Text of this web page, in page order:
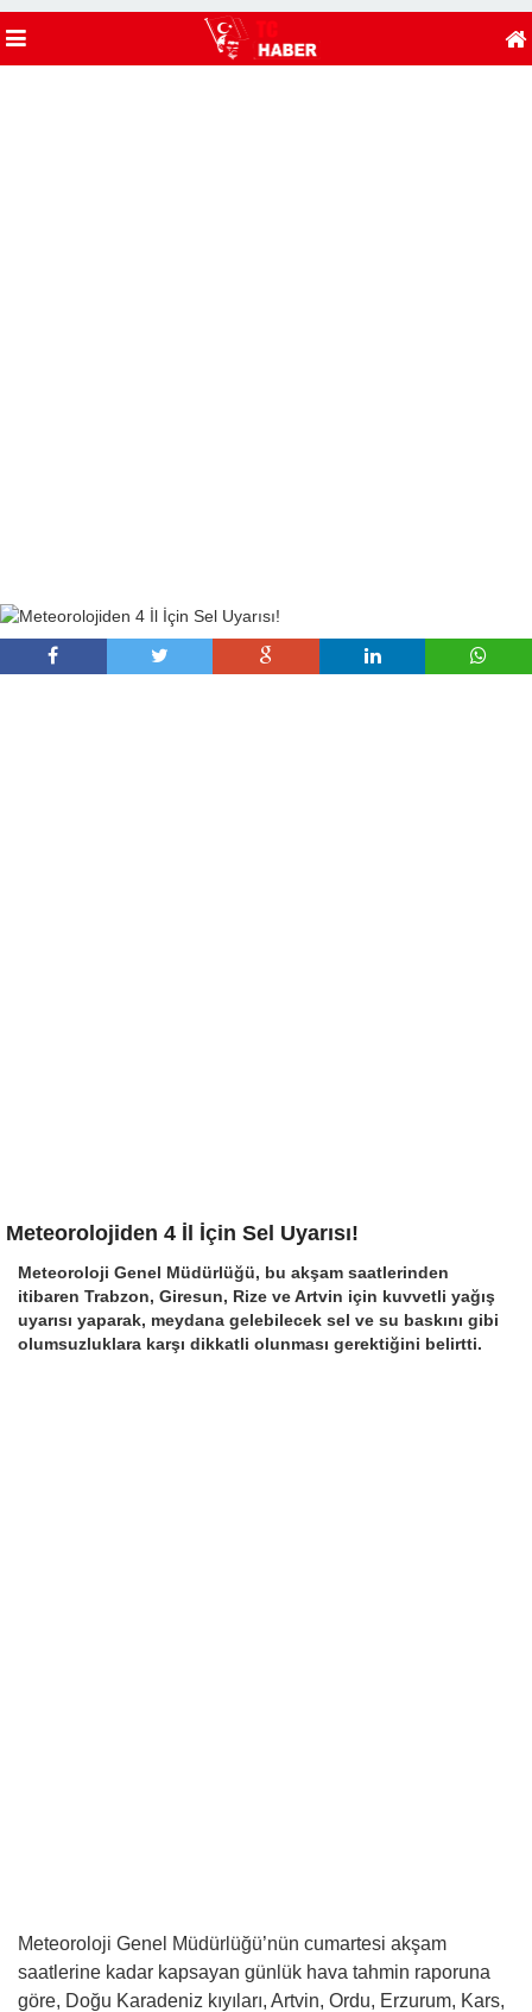
Meteorolojiden 4 İl İçin Sel Uyarısı!
Meteoroloji Genel Müdürlüğü, bu akşam saatlerinden
itibaren Trabzon, Giresun, Rize ve Artvin için kuvvetli yağış
uyarısı yaparak, meydana gelebilecek sel ve su baskını gibi
olumsuzluklara karşı dikkatli olunması gerektiğini belirtti.
Meteoroloji Genel Müdürlüğü’nün cumartesi akşam
saatlerine kadar kapsayan günlük hava tahmin raporuna
göre, Doğu Karadeniz kıyıları, Artvin, Ordu, Erzurum, Kars,